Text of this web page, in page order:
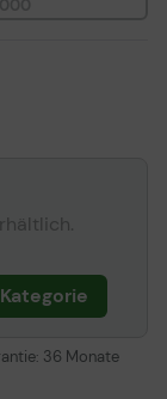
36 Monate